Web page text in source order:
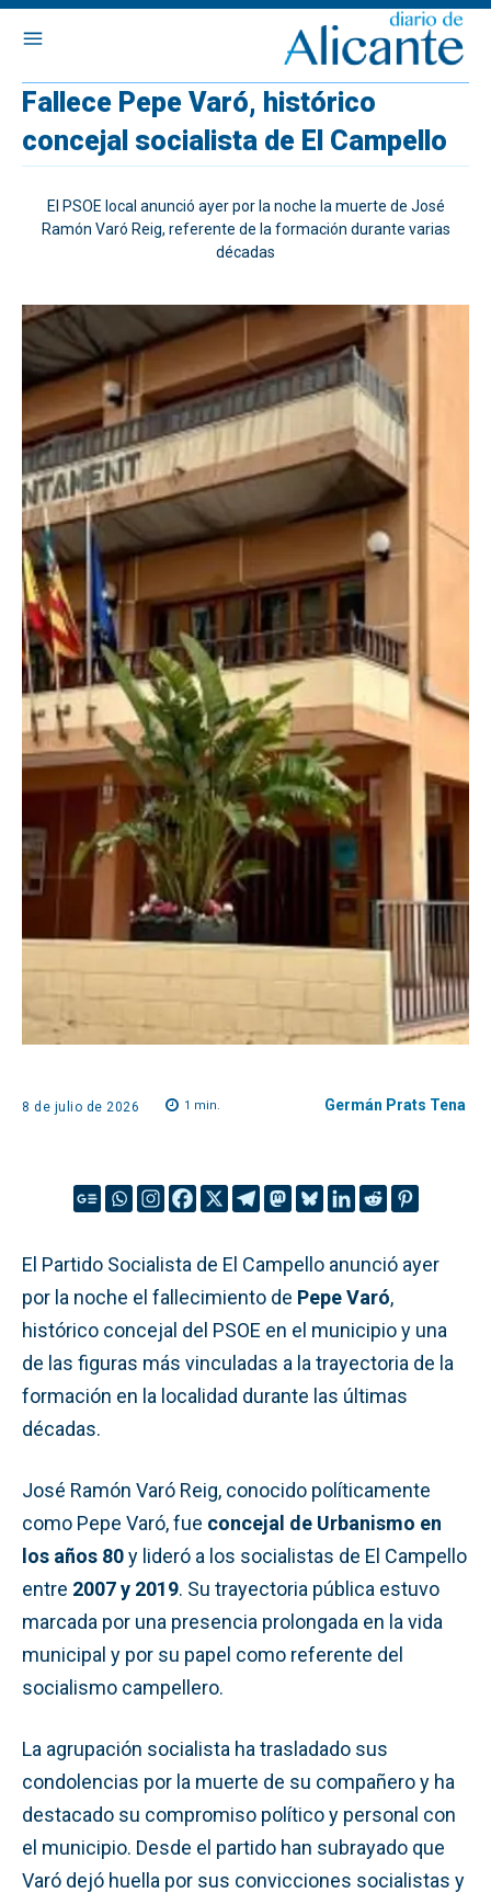
Fallece Pepe Varó, histórico
concejal socialista de El Campello
El PSOE local anunció ayer por la noche la muerte de José
Ramón Varó Reig, referente de la formación durante varias
décadas
8 de julio de 2026 1 min. Germán Prats Tena
El Partido Socialista de El Campello anunció ayer
por la noche el fallecimiento de Pepe Varó,
histórico concejal del PSOE en el municipio y una
de las figuras más vinculadas a la trayectoria de la
formación en la localidad durante las últimas
décadas.
José Ramón Varó Reig, conocido políticamente
como Pepe Varó, fue concejal de Urbanismo en
los años 80y lideró a los socialistas de El Campello
entre 2007 y 2019. Su trayectoria pública estuvo
marcada por una presencia prolongada en la vida
municipal y por su papel como referente del
socialismo campellero.
La agrupación socialista ha trasladado sus
condolencias por la muerte de su compañero y ha
destacado su compromiso político y personal con
el municipio. Desde el partido han subrayado que
Varó dejó huella por sus convicciones socialistas y